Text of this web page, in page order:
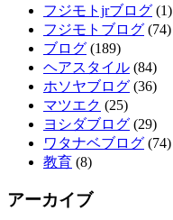
フジモトjrブログ (1)
フジモトブログ (74)
ブログ (189)
ヘアスタイル (84)
ホソヤブログ (36)
マツエク (25)
ヨシダブログ (29)
ワタナベブログ (74)
教育 (8)
アーカイブ